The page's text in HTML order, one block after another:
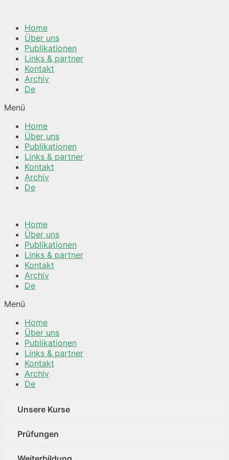
Inhalt Home
Über uns
Publikationen
Links & partner
Kontakt
Archiv
De
Menü
Home
Über uns
Publikationen
Links & partner
Kontakt
Archiv
De
Home
Über uns
Publikationen
Links & partner
Kontakt
Archiv
De
Menü
Home
Über uns
Publikationen
Links & partner
Kontakt
Archiv
De
Unsere Kurse
Prüfungen